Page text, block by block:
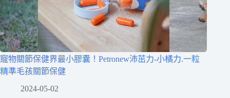
寵物關節保健界最小膠囊！Petronew沛茁力-小橘力.一粒
精準毛孩關節保健
2024-05-02